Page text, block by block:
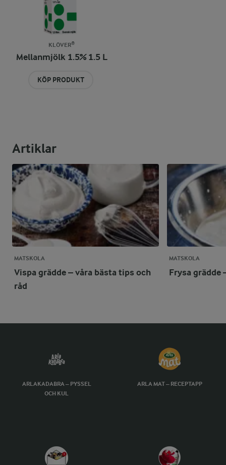
KLÖVER®
Mellanmjölk 1.5% 1.5 L
KÖP PRODUKT
Artiklar
MATSKOLA
Vispa grädde – våra bästa tips och
råd
MATSKOLA
Frysa grädde
ARLAKADABRA – PYSSEL
OCH KUL
ARLA MAT – RECEPTAPP